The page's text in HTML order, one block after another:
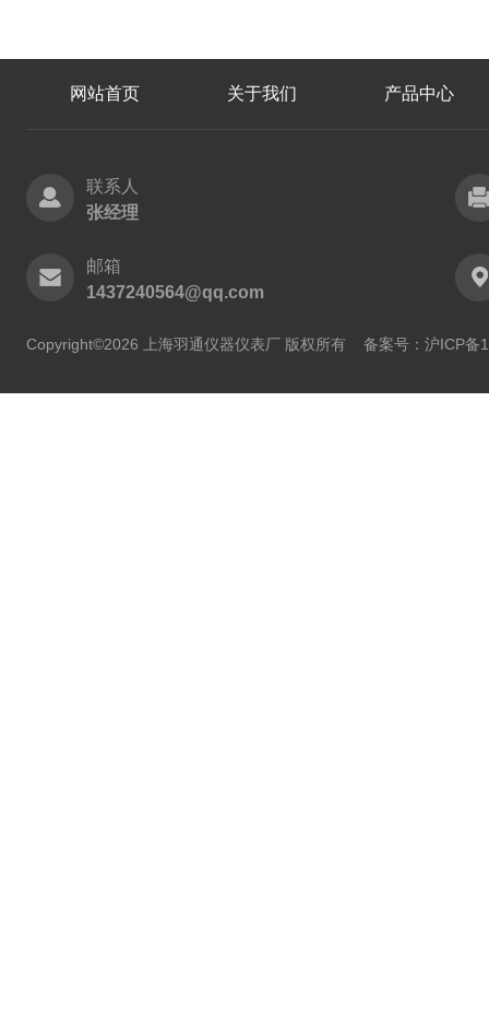
网站首页 关于我们 产品中心
联系人
张经理
邮箱
1437240564@qq.com
Copyright©2026 上海羽通仪器仪表厂 版权所有 备案号：沪ICP备